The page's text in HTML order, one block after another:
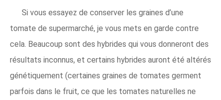
Si vous essayez de conserver les graines d’une
tomate de supermarché, je vous mets en garde contre
cela. Beaucoup sont des hybrides qui vous donneront des
résultats inconnus, et certains hybrides auront été altérés
génétiquement (certaines graines de tomates germent
parfois dans le fruit, ce que les tomates naturelles ne